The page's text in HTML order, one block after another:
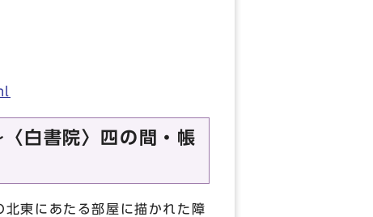
白書院〉四の間・帳
東にあたる部屋に描かれた障